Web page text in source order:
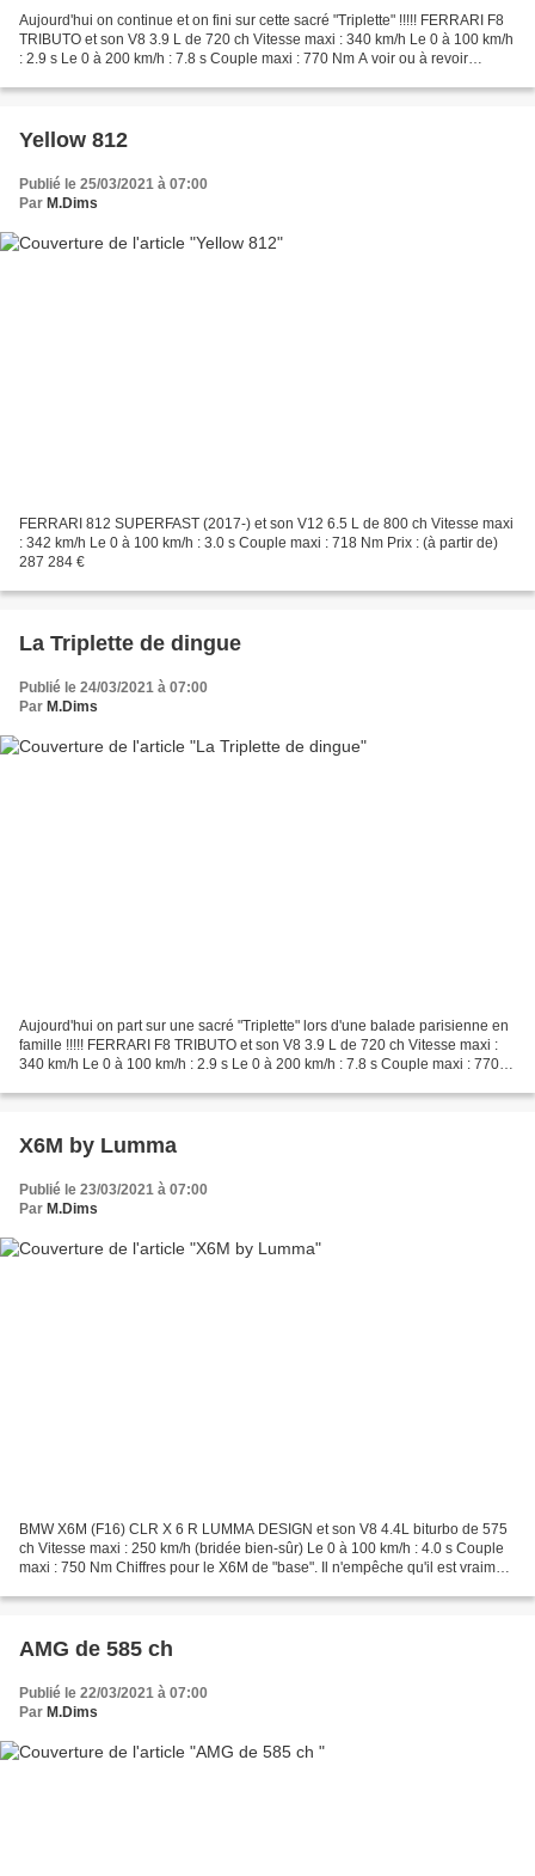
Aujourd'hui on continue et on fini sur cette sacré "Triplette" !!!!! FERRARI F8
TRIBUTO et son V8 3.9 L de 720 ch Vitesse maxi : 340 km/h Le 0 à 100 km/h
: 2.9 s Le 0 à 200 km/h : 7.8 s Couple maxi : 770 Nm A voir ou à revoir
Yellow 812
Publié le 25/03/2021 à 07:00
Par M.Dims
FERRARI 812 SUPERFAST (2017-) et son V12 6.5 L de 800 ch Vitesse maxi
: 342 km/h Le 0 à 100 km/h : 3.0 s Couple maxi : 718 Nm Prix : (à partir de)
287 284 €
La Triplette de dingue
Publié le 24/03/2021 à 07:00
Par M.Dims
Aujourd'hui on part sur une sacré "Triplette" lors d'une balade parisienne en
famille !!!!! FERRARI F8 TRIBUTO et son V8 3.9 L de 720 ch Vitesse maxi :
340 km/h Le 0 à 100 km/h : 2.9 s Le 0 à 200 km/h : 7.8 s Couple maxi : 770
X6M by Lumma
Publié le 23/03/2021 à 07:00
Par M.Dims
BMW X6M (F16) CLR X 6 R LUMMA DESIGN et son V8 4.4L biturbo de 575
ch Vitesse maxi : 250 km/h (bridée bien-sûr) Le 0 à 100 km/h : 4.0 s Couple
maxi : 750 Nm Chiffres pour le X6M de "base". Il n'empêche qu'il est vraiment
AMG de 585 ch
Publié le 22/03/2021 à 07:00
Par M.Dims